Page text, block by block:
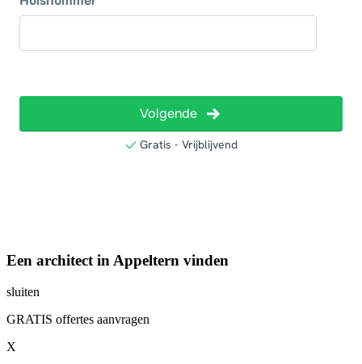
Een architect in Appeltern vinden
sluiten
GRATIS offertes aanvragen
X